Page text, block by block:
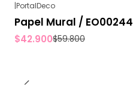
|PortalDeco
Papel Mural /
$42.900$59.800